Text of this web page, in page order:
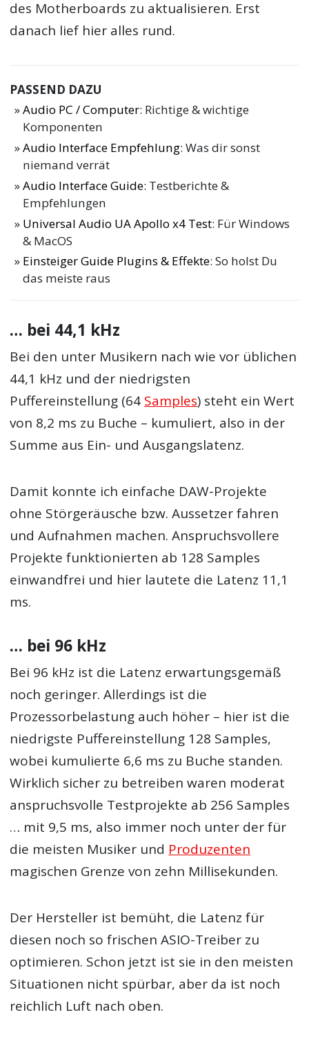
des Motherboards zu aktualisieren. Erst
danach lief hier alles rund.
PASSEND DAZU
Audio PC / Computer: Richtige & wichtige
Komponenten
Audio Interface Empfehlung: Was dir sonst
niemand verrät
Audio Interface Guide: Testberichte &
Empfehlungen
Universal Audio UA Apollo x4 Test: Für Windows
& MacOS
Einsteiger Guide Plugins & Effekte: So holst Du
das meiste raus
… bei 44,1 kHz
Bei den unter Musikern nach wie vor üblichen
44,1 kHz und der niedrigsten
Puffereinstellung (64 Samples) steht ein Wert
von 8,2 ms zu Buche – kumuliert, also in der
Summe aus Ein- und Ausgangslatenz.
Damit konnte ich einfache DAW-Projekte
ohne Störgeräusche bzw. Aussetzer fahren
und Aufnahmen machen. Anspruchsvollere
Projekte funktionierten ab 128 Samples
einwandfrei und hier lautete die Latenz 11,1
ms.
… bei 96 kHz
Bei 96 kHz ist die Latenz erwartungsgemäß
noch geringer. Allerdings ist die
Prozessorbelastung auch höher – hier ist die
niedrigste Puffereinstellung 128 Samples,
wobei kumulierte 6,6 ms zu Buche standen.
Wirklich sicher zu betreiben waren moderat
anspruchsvolle Testprojekte ab 256 Samples
… mit 9,5 ms, also immer noch unter der für
die meisten Musiker und Produzenten
magischen Grenze von zehn Millisekunden.
Der Hersteller ist bemüht, die Latenz für
diesen noch so frischen ASIO-Treiber zu
optimieren. Schon jetzt ist sie in den meisten
Situationen nicht spürbar, aber da ist noch
reichlich Luft nach oben.